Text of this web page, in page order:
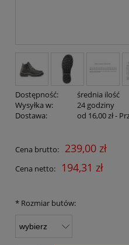
Dostępność:
średnia ilość
Wysyłka w:
24 godziny
Dostawa:
od 16,00 zł-
Cena nie zawiera
Cena brutto: 239,00 zł
Cena netto: 194,31 zł
* Rozmiar butów: